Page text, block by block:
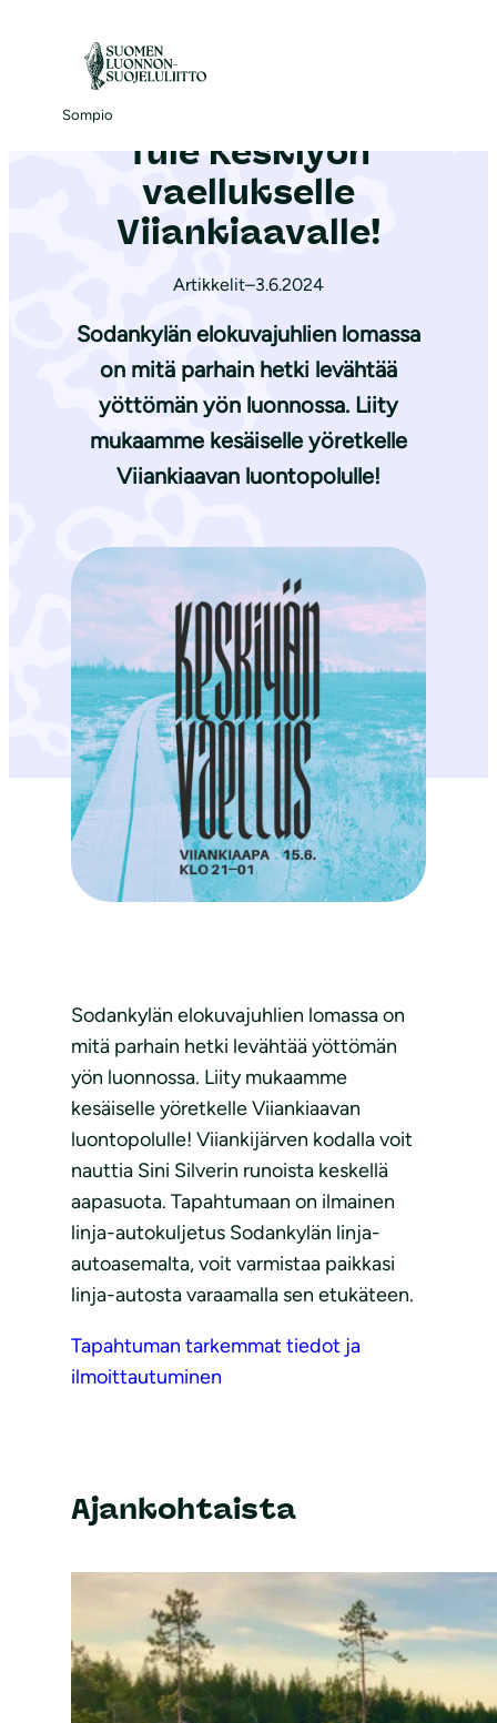
Sompio
Etusivu|Ajankohtaista
Tule Keskiyön
vaellukselle
Viiankiaavalle!
Artikkelit–3.6.2024
Sodankylän elokuvajuhlien lomassa
on mitä parhain hetki levähtää
yöttömän yön luonnossa. Liity
mukaamme kesäiselle yöretkelle
Viiankiaavan luontopolulle!
Sodankylän elokuvajuhlien lomassa on
mitä parhain hetki levähtää yöttömän
yön luonnossa. Liity mukaamme
kesäiselle yöretkelle Viiankiaavan
luontopolulle! Viiankijärven kodalla voit
nauttia Sini Silverin runoista keskellä
aapasuota. Tapahtumaan on ilmainen
linja-autokuljetus Sodankylän linja-
autoasemalta, voit varmistaa paikkasi
linja-autosta varaamalla sen etukäteen.
Tapahtuman tarkemmat tiedot ja
ilmoittautuminen
Ajankohtaista